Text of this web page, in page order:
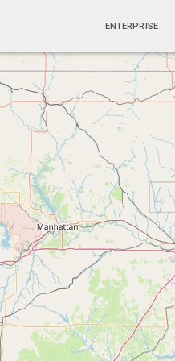
ENTERPRISE